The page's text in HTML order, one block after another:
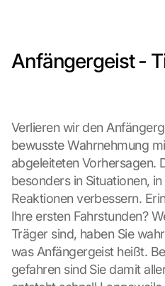
Anfängergeist -
Verlieren wir den
bewusste Wahrnehmung
abgeleiteten Vorhersagen.
besonders in Situationen,
Reaktionen verbessern.
Ihre ersten Fahrstunden?
Träger sind, haben Sie
was Anfängergeist heißt.
gefahren sind Sie damit